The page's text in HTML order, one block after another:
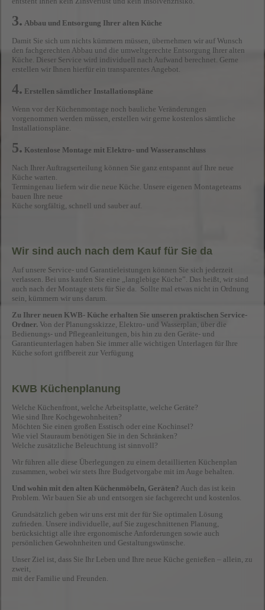
3. Abbau und Entsorgung Ihrer alten Küche
Damit Sie sich um nichts kümmern müssen, übernehmen wir auf Wunsch
den fachgerechten Abbau und die umweltgerechte Entsorgung Ihrer alten
Küche. Dieser Service wird individuell nach Aufwand berechnet. Gerne
erstellen wir Ihnen hierfür ein transparentes Angebot.
4. Erstellen sämtlicher Installationspläne
Wenn vor der Küchenmontage noch bauliche Veränderungen
vorgenommen werden müssen, erstellen wir gerne kostenlos sämtliche
Installationspläne.
5. Kostenlose Montage mit Elektro- und Wasseranschluss
Nach Ihrer Auftragserteilung können Sie ganz entspannt auf Ihre neue
Küche warten.
Termingenau liefern wir die neue Küche. Unsere eigenen Montageteams
bauen Ihre neue
Küche sorgfältig, schnell und sauber auf.
Wir sind auch nach dem Kauf für Sie da
Auf unsere Service- und Garantieleistungen können Sie sich jederzeit
verlassen. Bei uns kaufen Sie eine „langlebige Küche”. Das heißt, wir sind
auch nach der Montage stets für Sie da. Sollte mal etwas nicht in Ordnung
sein, kümmern wir uns darum.
Zu Ihrer neuen KWB- Küche erhalten Sie unseren praktischen Service-
Ordner. Von der Planungsskizze, Elektro- und Wasserplan, über die
Bedienungs- und Pflegeanleitungen, bis hin zu den Geräte- und
Garantieunterlagen haben Sie immer alle wichtigen Unterlagen für Ihre
Küche sofort griffbereit zur Verfügung
KWB Küchenplanung
Welche Küchenfront, welche Arbeitsplatte, welche Geräte?
Wie sind Ihre Kochgewohnheiten?
Möchten Sie einen großen Esstisch oder eine Kochinsel?
Wie viel Stauraum benötigen Sie in den Schränken?
Welche zusätzliche Beleuchtung ist sinnvoll?
Wir führen alle diese Überlegungen zu einem detaillierten Küchenplan
zusammen, wobei wir stets Ihre Budgetvorgabe mit im Auge behalten.
Und wohin mit den alten Küchenmöbeln, Geräten? Auch das ist kein
Problem. Wir bauen Sie ab und entsorgen sie fachgerecht und kostenlos.
Grundsätzlich geben wir uns erst mit der für Sie optimalen Lösung
zufrieden. Unsere individuelle, auf Sie zugeschnittenen Planung,
berücksichtigt alle ihre ergonomische Anforderungen sowie auch
persönlichen Gewohnheiten und Gestaltungswünsche.
Unser Ziel ist, dass Sie Ihr Leben und Ihre neue Küche genießen – allein, zu
zweit,
mit der Familie und Freunden.